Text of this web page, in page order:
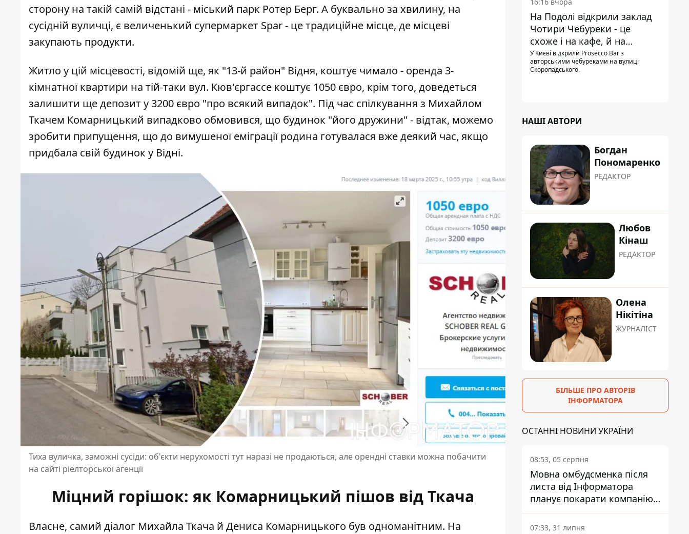
сторону на такій самій відстані - міський парк Ротер Берг. А буквально за хвилину, на
сусідній вуличці, є величенький супермаркет Spar - це традиційне місце, де місцеві
закупають продукти.
Житло у цій місцевості, відомій ще, як "13-й район" Відня, коштує чимало - оренда 3-
кімнатної квартири на тій-таки вул. Кюв'єргассе коштує 1050 євро, крім того, доведеться
залишити ще депозит у 3200 євро "про всякий випадок". Під час спілкування з Михайлом
Ткачем Комарницький випадково обмовився, що будинок "його дружини" - відтак, можемо
зробити припущення, що до вимушеної еміграції родина готувалася вже деякий час, якщо
придбала свій будинок у Відні.
Тиха вуличка, заможні сусіди: об'єкти нерухомості тут наразі не продаються, але орендні ставки можна побачити
на сайті ріелторської агенції
Міцний горішок: як Комарницький пішов від Ткача
Власне, самий діалог Михайла Ткача й Дениса Комарницького був одноманітним. На
На Подолі відкрили заклад
Чотири Чебуреки - це
схоже і на кафе, й на
фастфуд
У Києві відкрили Prosecco Bar з
авторськими чебуреками на вулиці
Скоропадського.
НАШІ АВТОРИ
Богдан
Пономаренко
РЕДАКТОР
Любов
Кінаш
РЕДАКТОР
Олена
Нікітіна
ЖУРНАЛІСТ
БІЛЬШЕ ПРО АВТОРІВ
ІНФОРМАТОРА
ОСТАННІ НОВИНИ УКРАЇНИ
08:53, 05 серпня
Мовна омбудсменка після
листа від Інформатора
планує покарати компанію-
підрядника ПриватБанку
07:33, 31 липня